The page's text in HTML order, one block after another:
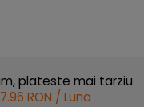
plateste mai tarziu
RON / Luna